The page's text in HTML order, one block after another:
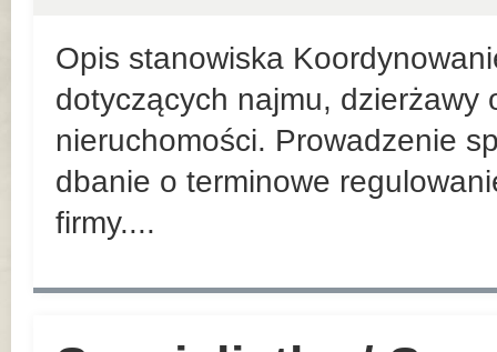
Opis stanowiska
dotyczących najmu, dzierżawy
nieruchomości. Prowadzenie
dbanie o terminowe
firmy....